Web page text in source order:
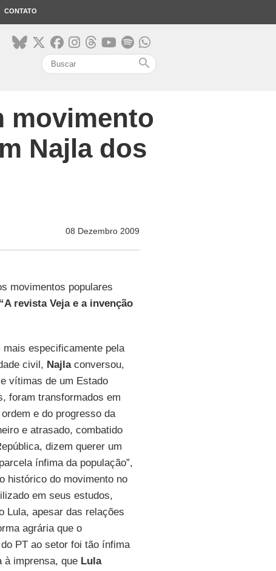
CONTATO
search
movimento
Najla dos
08 Dezembro 2009
movimentos populares
“A revista Veja e a invenção
especificamente pela
civil, Najlaconversou,
vítimas de um Estado
foram transformados em
e do progresso da
e atrasado, combatido
dizem querer um
ínfima da população”,
histórico do movimento no
em seus estudos,
Lula, apesar das relações
agrária que o
PT ao setor foi tão ínfima
imprensa, que Lula